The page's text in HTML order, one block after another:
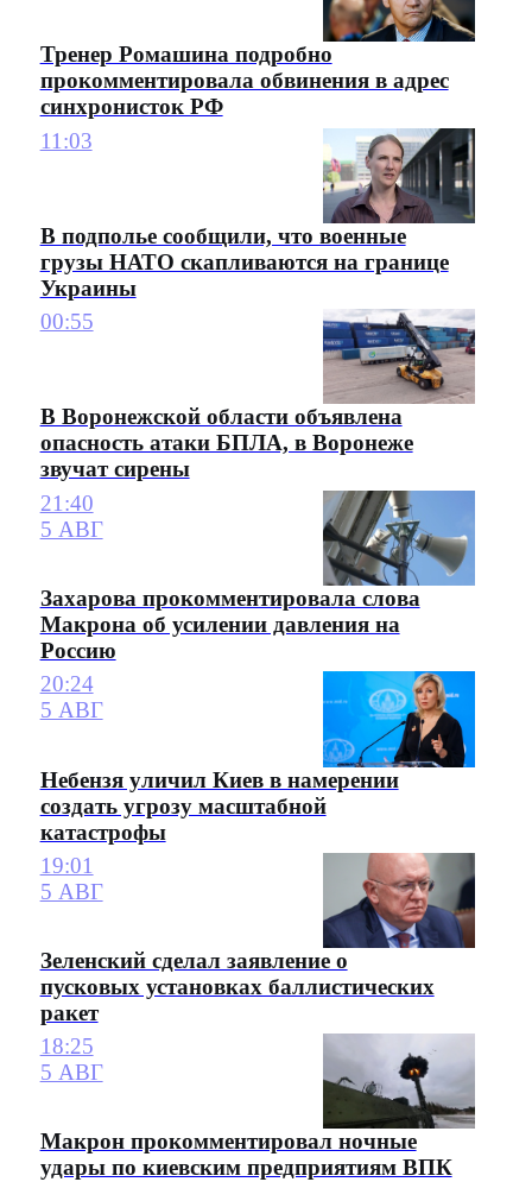
Тренер Ромашина подробно
прокомментировала обвинения в адрес
синхронисток РФ
11:03
В подполье сообщили, что военные
грузы НАТО скапливаются на границе
Украины
00:55
В Воронежской области объявлена
опасность атаки БПЛА, в Воронеже
звучат сирены
21:40
5 АВГ
Захарова прокомментировала слова
Макрона об усилении давления на
Россию
20:24
5 АВГ
Небензя уличил Киев в намерении
создать угрозу масштабной
катастрофы
19:01
5 АВГ
Зеленский сделал заявление о
пусковых установках баллистических
ракет
18:25
5 АВГ
Макрон прокомментировал ночные
удары по киевским предприятиям ВПК